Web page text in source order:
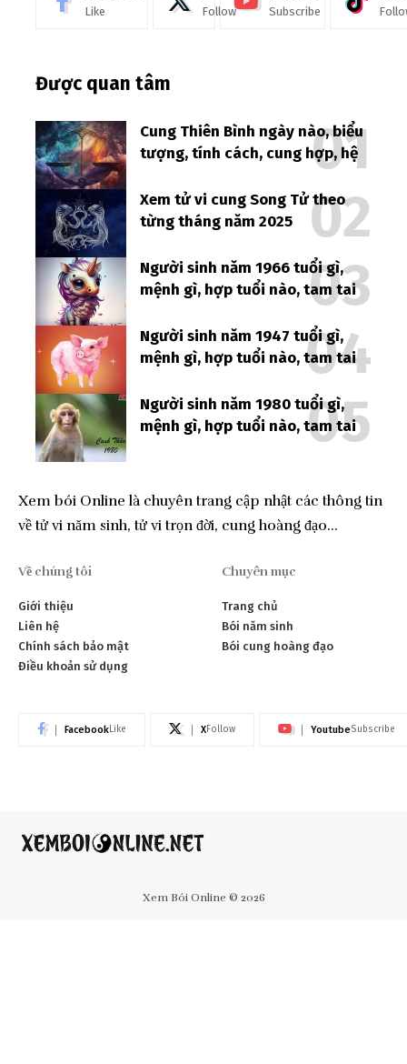
Like Follow Subscribe
Được quan tâm
Cung Thiên Bình ngày nào, biểu
tượng, tính cách, cung hợp, hệ
Xem tử vi cung Song Tử theo
từng tháng năm 2025
Người sinh năm 1966 tuổi gì,
mệnh gì, hợp tuổi nào, tam tai
Người sinh năm 1947 tuổi gì,
mệnh gì, hợp tuổi nào, tam tai
Người sinh năm 1980 tuổi gì,
mệnh gì, hợp tuổi nào, tam tai
Xem bói Online là chuyên trang cập nhật các thông tin
về tử vi năm sinh, tử vi trọn đời, cung hoàng đạo…
Về chúng tôi
Giới thiệu
Liên hệ
Chính sách bảo mật
Điều khoản sử dụng
Chuyên mục
Trang chủ
Bói năm sinh
Bói cung hoàng đạo
FacebookLike XFollow YoutubeSubscribe
Xem Bói Online © 2026